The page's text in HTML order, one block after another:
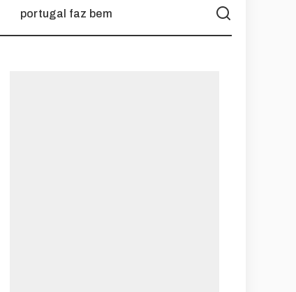
portugal faz bem